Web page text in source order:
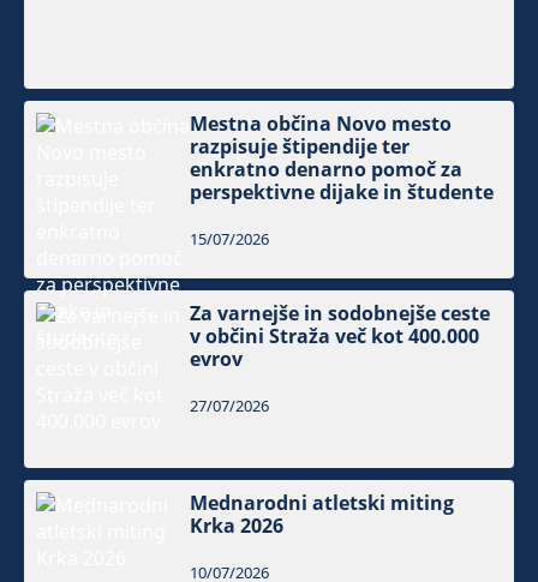
Mestna občina Novo mesto
razpisuje štipendije ter
enkratno denarno pomoč za
perspektivne dijake in študente
15/07/2026
Za varnejše in sodobnejše ceste
v občini Straža več kot 400.000
evrov
27/07/2026
Mednarodni atletski miting
Krka 2026
10/07/2026